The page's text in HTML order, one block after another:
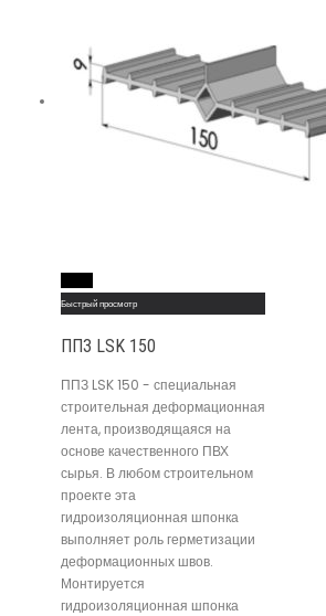
Быстрый просмотр
ППЗ LSK 150
ППЗ LSK 150 - специальная
строительная деформационная
лента, производящаяся на
основе качественного ПВХ
сырья. В любом строительном
проекте эта
гидроизоляционная шпонка
выполняет роль герметизации
деформационных швов.
Монтируется
гидроизоляционная шпонка